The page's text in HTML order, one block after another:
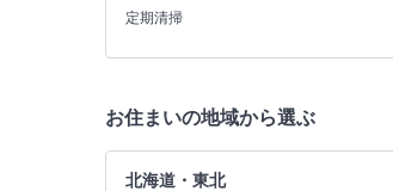
定期清掃
お住まいの地域から選ぶ
北海道・東北